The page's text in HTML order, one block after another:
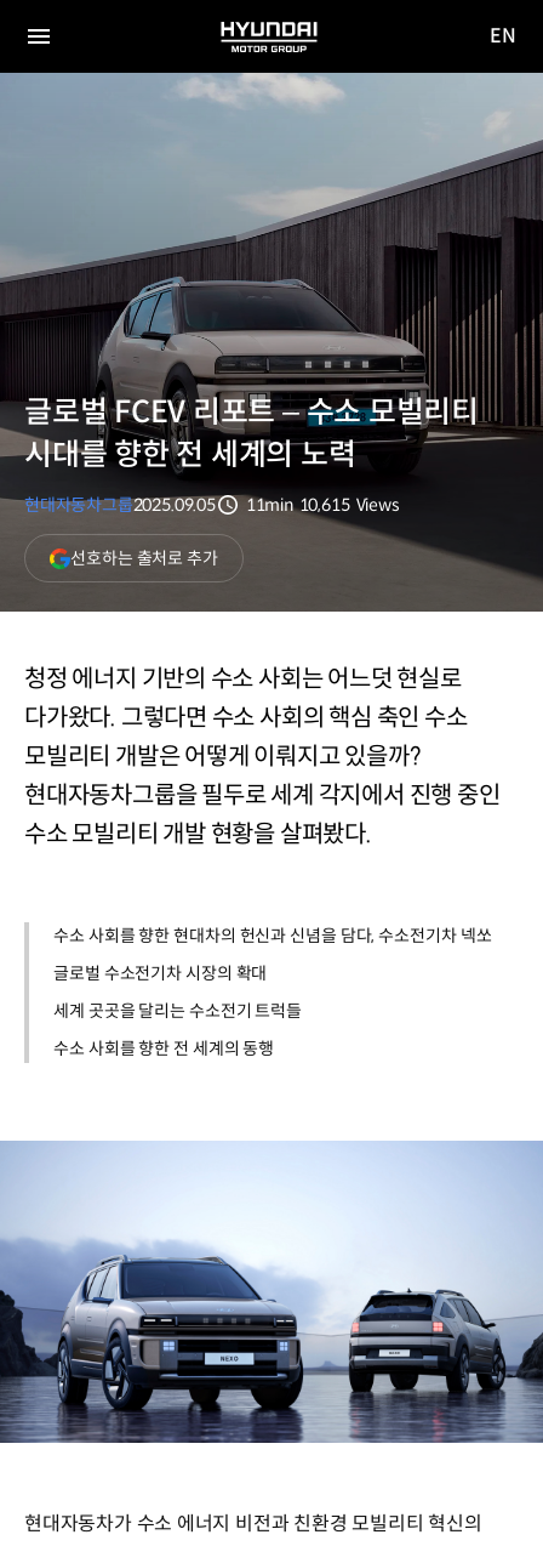
전체
HYUNDAI
MOTOR
GROUP
이동
EN
글로벌 FCEV 리포트 – 수소 모빌리티
시대를 향한 전 세계의 노력
현대자동차그룹2025.09.05
11min
조회수
10,615 Views
선호하는 출처로 추가(새
창
열림)
청정 에너지 기반의 수소 사회는 어느덧 현실로
다가왔다. 그렇다면 수소 사회의 핵심 축인 수소
모빌리티 개발은 어떻게 이뤄지고 있을까?
현대자동차그룹을 필두로 세계 각지에서 진행 중인
수소 모빌리티 개발 현황을 살펴봤다.
수소 사회를 향한 현대차의 헌신과 신념을 담다, 수소전기차 넥쏘
글로벌 수소전기차 시장의 확대
세계 곳곳을 달리는 수소전기 트럭들
수소 사회를 향한 전 세계의 동행
현대자동차가 수소 에너지 비전과 친환경 모빌리티 혁신의